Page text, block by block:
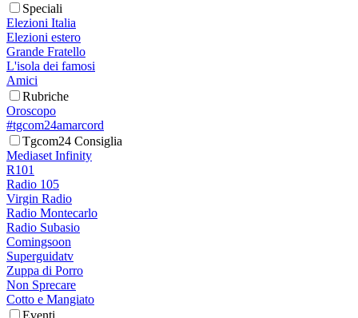
Speciali
Elezioni Italia
Elezioni estero
Grande Fratello
L'isola dei famosi
Amici
Rubriche
Oroscopo
#tgcom24amarcord
Tgcom24 Consiglia
Mediaset Infinity
R101
Radio 105
Virgin Radio
Radio Montecarlo
Radio Subasio
Comingsoon
Superguidatv
Zuppa di Porro
Non Sprecare
Cotto e Mangiato
Eventi